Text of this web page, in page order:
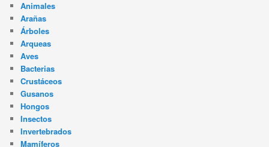
Animales
Arañas
Árboles
Arqueas
Aves
Bacterias
Crustáceos
Gusanos
Hongos
Insectos
Invertebrados
Mamíferos